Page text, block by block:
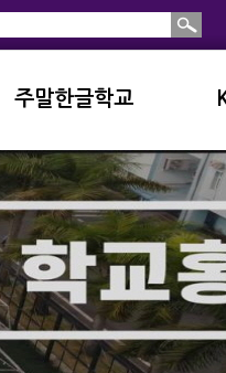
주말한글학교
소개및현황
공지사항
입학안내
학교앨범
서식자료실